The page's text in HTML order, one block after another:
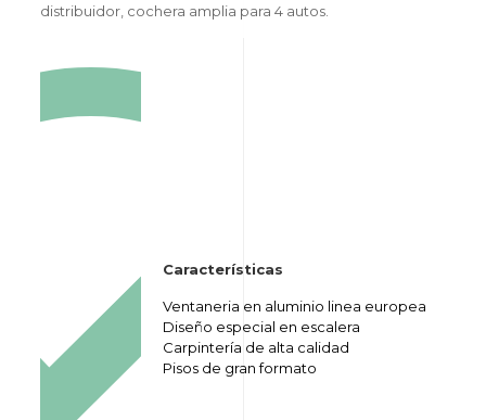
distribuidor, cochera amplia para 4 autos.
Características
Ventaneria en aluminio linea europea
Diseño especial en escalera
Carpintería de alta calidad
Pisos de gran formato